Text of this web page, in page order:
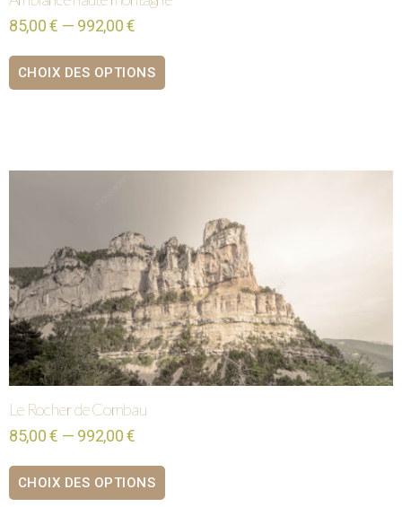
85,00 € — 992,00 €
CHOIX DES OPTIONS
Le Rocher de Combau
85,00 € — 992,00 €
CHOIX DES OPTIONS